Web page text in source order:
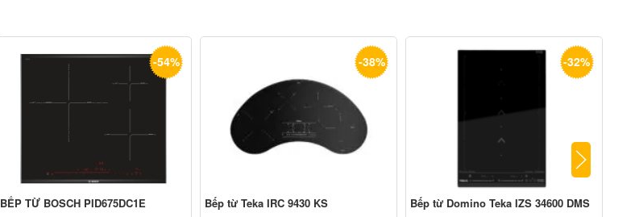
-54%
BẾP TỪ BOSCH PID675DC1E
-38%
Bếp từ Teka IRC 9430 KS
-32%
Bếp từ Domino Teka IZS 34600 DMS